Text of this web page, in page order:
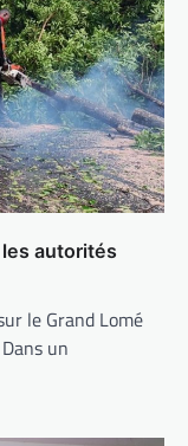
les autorités
le Grand Lomé
un